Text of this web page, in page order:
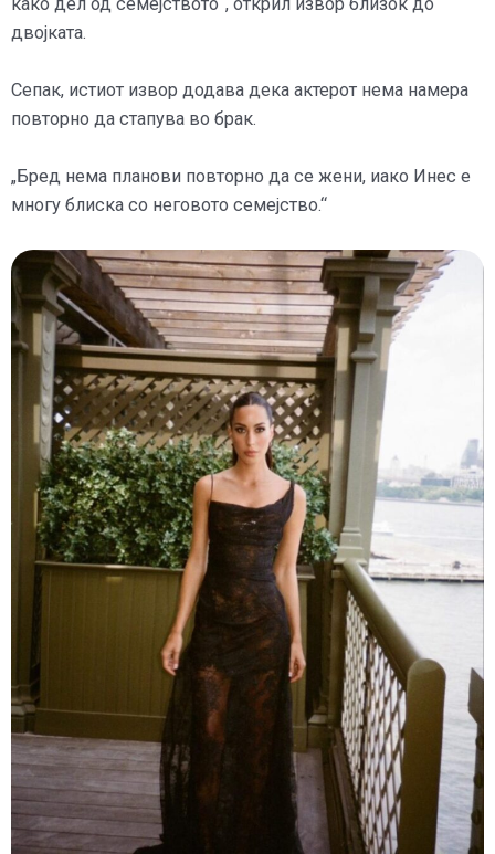
двојката.
Сепак, истиот извор додава дека актерот нема намера
повторно да стапува во брак.
„Бред нема планови повторно да се жени, иако Инес е
многу блиска со неговото семејство.“